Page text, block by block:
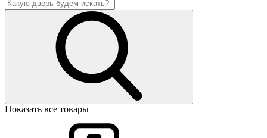
Показать все товары